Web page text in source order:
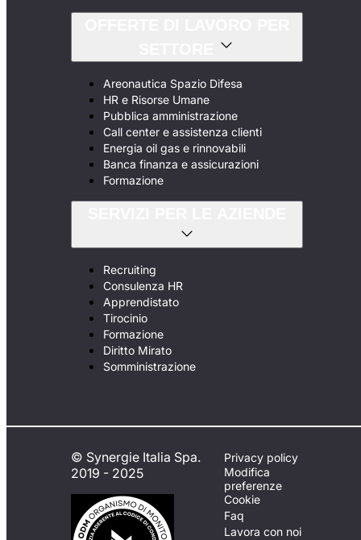
Areonautica Spazio Difesa
HR e Risorse Umane
Pubblica amministrazione
Call center e assistenza clienti
Energia oil gas e rinnovabili
Banca finanza e assicurazioni
Formazione
Recruiting
Consulenza HR
Apprendistato
Tirocinio
Formazione
Diritto Mirato
Somministrazione
© Synergie Italia Spa.
2019 - 2025
Privacy policy
Modifica
preferenze
Cookie
Faq
Lavora con noi